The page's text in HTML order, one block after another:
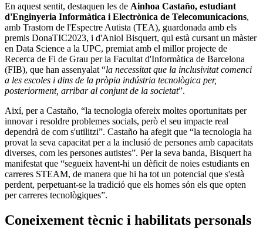
En aquest sentit, destaquen les de Ainhoa Castaño, estudiant
d'Enginyeria Informàtica i Electrònica de Telecomunicacions,
amb Trastorn de l'Espectre Autista (TEA), guardonada amb els
premis DonaTIC2023, i d'Aniol Bisquert, qui està cursant un màster
en Data Science a la UPC, premiat amb el millor projecte de
Recerca de Fi de Grau per la Facultat d'Informàtica de Barcelona
(FIB), que han assenyalat “la necessitat que la inclusivitat comenci
a les escoles i dins de la pròpia indústria tecnològica per,
posteriorment, arribar al conjunt de la societat”.
Així, per a Castaño, “la tecnologia ofereix moltes oportunitats per
innovar i resoldre problemes socials, però el seu impacte real
dependrà de com s'utilitzi”. Castaño ha afegit que “la tecnologia ha
provat la seva capacitat per a la inclusió de persones amb capacitats
diverses, com les persones autistes”. Per la seva banda, Bisquert ha
manifestat que “segueix havent-hi un dèficit de noies estudiants en
carreres STEAM, de manera que hi ha tot un potencial que s'està
perdent, perpetuant-se la tradició que els homes són els que opten
per carreres tecnològiques”.
Coneixement tècnic i habilitats personals